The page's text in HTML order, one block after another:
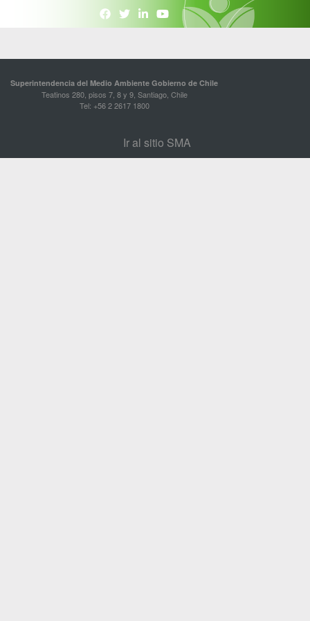
Superintendencia del Medio Ambiente Gobierno de Chile
Teatinos 280, pisos 7, 8 y 9, Santiago, Chile
Tel: +56 2 2617 1800
Ir al sitio SMA